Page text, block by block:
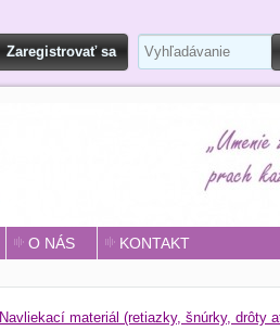
Zaregistrovať sa
O NÁS KONTAKT
Navliekací materiál (retiazky, šnúrky, drôty